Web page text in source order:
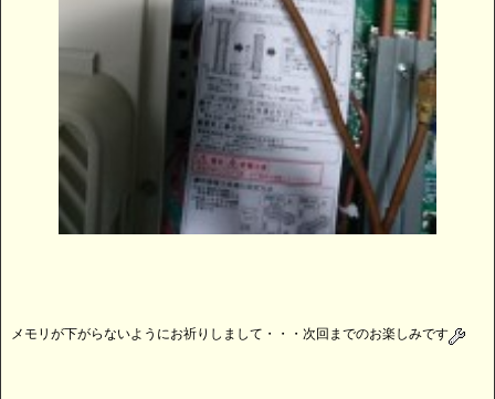
メモリが下がらないようにお祈りしまして・・・次回までのお楽しみです